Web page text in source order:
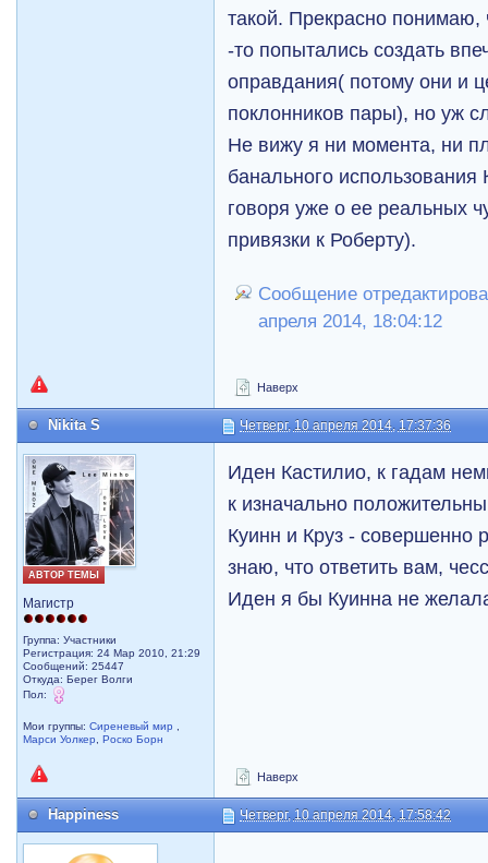
такой. Прекрасно понимаю,
-то попытались создать
оправдания( потому они и
поклонников пары), но уж
Не вижу я ни момента, ни
банального
говоря уже о ее реальных
привязки к Роберту).
Сообщение
апреля 2014, 18:04:12
Наверх
Nikita S Четверг, 10 апреля 2014, 17:37:36
АВТОР ТЕМЫ
Магистр
Группа: Участники
Регистрация: 24 Мар 2010, 21:29
Сообщений: 25447
Откуда: Берег Волги
Пол:
Мои группы:Сиреневый мир ,
Марси Уолкер,Роско Борн
Иден Кастилио, к гадам
к изначально
Куинн и Круз -
знаю, что ответить вам,
Иден я бы Куинна не
Наверх
Happiness Четверг, 10 апреля 2014, 17:58:42